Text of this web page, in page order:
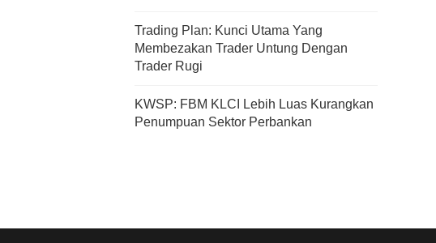
Trading Plan: Kunci Utama Yang
Membezakan Trader Untung Dengan
Trader Rugi
KWSP: FBM KLCI Lebih Luas Kurangkan
Penumpuan Sektor Perbankan